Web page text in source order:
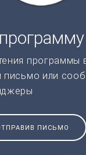
программы
письмо или
ПИСЬМО